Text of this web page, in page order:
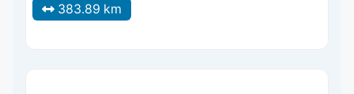
383.89 km